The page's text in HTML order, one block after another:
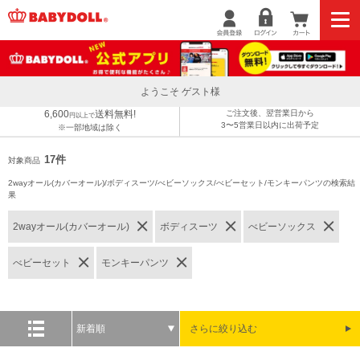
ようこそ ゲスト様
6,600円以上で送料無料!
※一部地域は除く
ご注文後、翌営業日から
3〜5営業日以内に出荷予定
対象商品 17件
2wayオール(カバーオール)/ボディスーツ/べビーソックス/べビーセット/モンキーパンツの検索結
果
2wayオール(カバーオール) ボディスーツ べビーソックス
べビーセット モンキーパンツ
新着順 さらに絞り込む